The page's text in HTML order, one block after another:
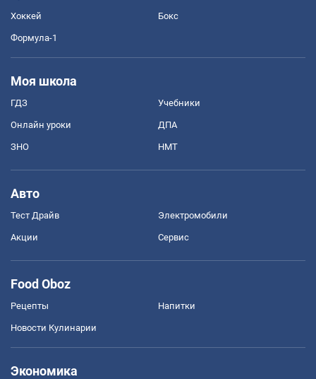
Хоккей Бокс
Формула-1
Моя школа
ГДЗ Учебники
Онлайн уроки ДПА
ЗНО НМТ
Авто
Тест Драйв Электромобили
Акции Сервис
Food Oboz
Рецепты Напитки
Новости Кулинарии
Экономика